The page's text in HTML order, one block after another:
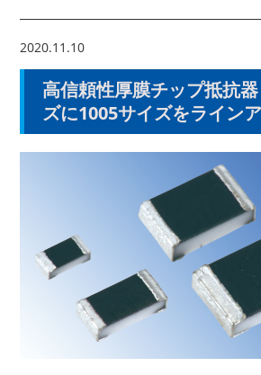
2020.11.10
高信頼性厚膜チップ抵抗
ズに1005サイズをライン